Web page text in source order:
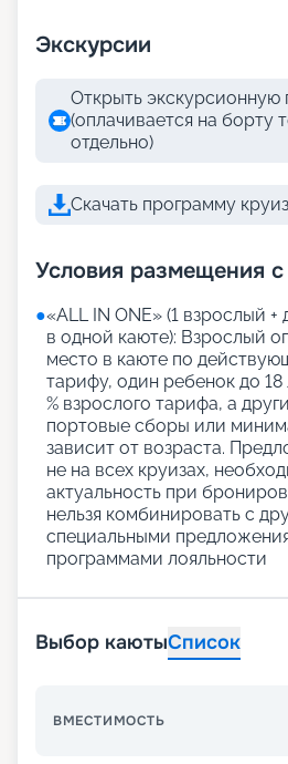
Экскурсии
Открыть экскурсионную
(оплачивается на борту
отдельно)
Скачать программу
Условия размещения
●«АLL IN ONE» (1 взрослый +
в одной каюте): Взрослый
место в каюте по
тарифу, один ребенок до
% взрослого тарифа, а
портовые сборы или
зависит от возраста.
не на всех круизах,
актуальность при
нельзя комбинировать с
специальными
программами лояльности
Выбор каютыСписок
ВМЕСТИМОСТЬ